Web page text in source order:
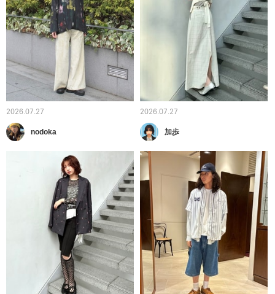
2026.07.27
nodoka
2026.07.27
加歩